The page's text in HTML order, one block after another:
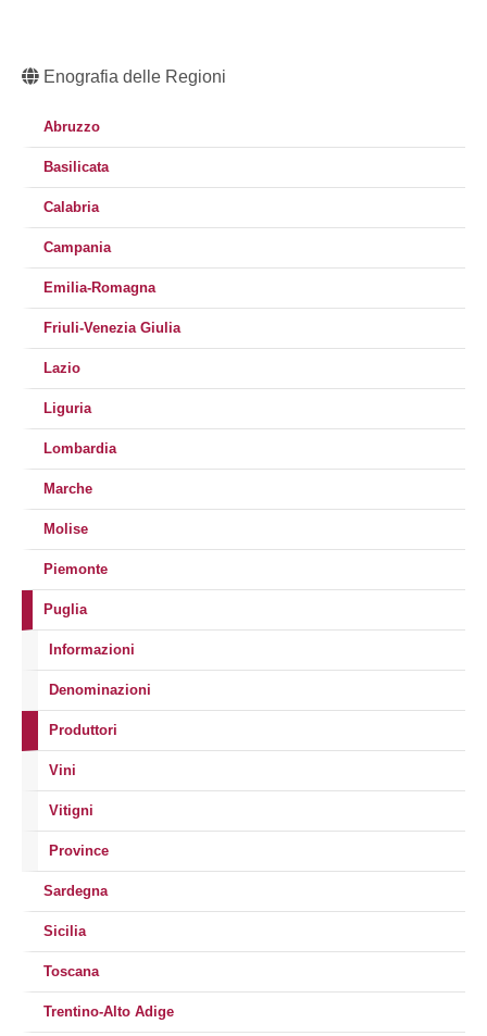
Enografia delle Regioni
Abruzzo
Basilicata
Calabria
Campania
Emilia-Romagna
Friuli-Venezia Giulia
Lazio
Liguria
Lombardia
Marche
Molise
Piemonte
Puglia
Informazioni
Denominazioni
Produttori
Vini
Vitigni
Province
Sardegna
Sicilia
Toscana
Trentino-Alto Adige